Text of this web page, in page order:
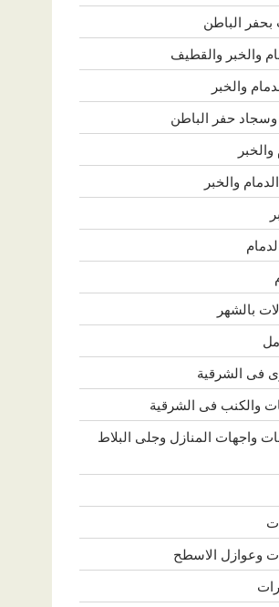
الباطن
والخبر والقطيف
والخبر
حفر الباطن
والخبر
بالشهر
فى الشرقية
والكنب فى الشرقية
واجهات المنازل وجلى البلاط
وعوازل الاسطح